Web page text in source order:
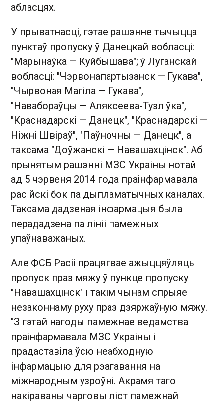
абласцях.
У прыватнасці, гэтае рашэнне тычыцца
пунктаў пропуску ў Данецкай вобласці:
"Марынаўка — Куйбышава"; ў Луганскай
вобласці: "Чэрвонапартызанск — Гукава",
"Чырвоная Магіла — Гукава",
"Навабораўцы — Аляксеева-Тузліўка",
"Краснадарскі — Данецк", "Краснадарскі —
Ніжні Швіраў", "Паўночны — Данецк", а
таксама "Доўжанскі — Навашахцінск". Аб
прынятым рашэнні МЗС Украіны нотай
ад 5 чэрвеня 2014 года праінфармавала
расійскі бок па дыпламатычных каналах.
Таксама дадзеная інфармацыя была
перададзена па лініі памежных
упаўнаважаных.
Але ФСБ Расіі працягвае ажыццяўляць
пропуск праз мяжу ў пункце пропуску
"Навашахцінск" і такім чынам спрыяе
незаконнаму руху праз дзяржаўную мяжу.
"З гэтай нагоды памежнае ведамства
праінфармавала МЗС Украіны і
прадаставіла ўсю неабходную
інфармацыю для рэагавання на
міжнародным узроўні. Акрамя таго
накіраваны чарговы ліст памежнай